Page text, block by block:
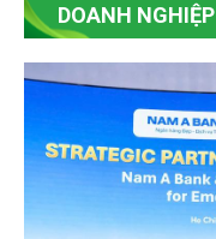
DOANH NGHIỆP